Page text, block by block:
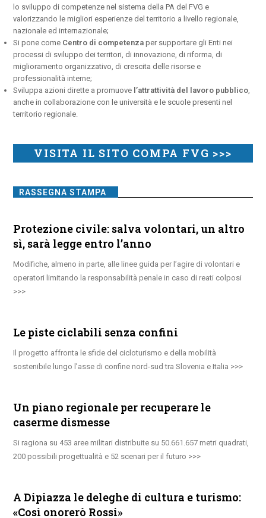
lo sviluppo di competenze nel sistema della PA del FVG e
valorizzando le migliori esperienze del territorio a livello regionale,
nazionale ed internazionale;
Si pone come Centro di competenza per supportare gli Enti nei
processi di sviluppo dei territori, di innovazione, di riforma, di
miglioramento organizzativo, di crescita delle risorse e
professionalità interne;
Sviluppa azioni dirette a promuove l’attrattività del lavoro pubblico
anche in collaborazione con le università e le scuole presenti nel
territorio regionale.
VISITA IL SITO COMPA FVG >>>
RASSEGNA STAMPA
Protezione civile: salva volontari, un altro
sì, sarà legge entro l’anno
Modifiche, almeno in parte, alle linee guida per l’agire di volontari e
operatori limitando la responsabilità penale in caso di reati colposi
Le piste ciclabili senza confini
Il progetto affronta le sfide del cicloturismo e della mobilità
sostenibile lungo l’asse di confine nord-sud tra Slovenia e Italia
Un piano regionale per recuperare le
caserme dismesse
Si ragiona su 453 aree militari distribuite su 50.661.657 metri quadrati,
200 possibili progettualità e 52 scenari per il futuro
A Dipiazza le deleghe di cultura e turismo:
«Così onorerò Rossi»